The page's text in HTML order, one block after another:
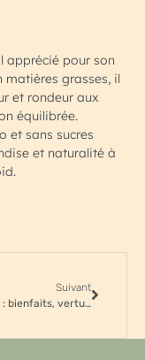
apprécié pour son
matières grasses, il
et rondeur aux
équilibrée.
et sans sucres
et naturalité à
Suivant
Framboise : bienfaits, vertus et propriétés pour la santé